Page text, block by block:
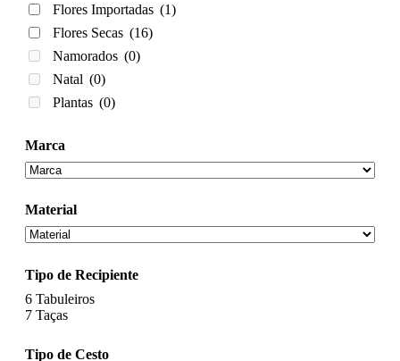
Flores Importadas (1)
Flores Secas (16)
Namorados (0)
Natal (0)
Plantas (0)
Marca
Material
Tipo de Recipiente
6 Tabuleiros
7 Taças
Tipo de Cesto